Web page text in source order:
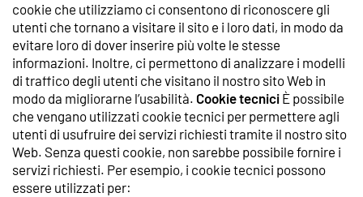
cookie che utilizziamo ci consentono di riconoscere gli
utenti che tornano a visitare il sito e i loro dati, in modo da
evitare loro di dover inserire più volte le stesse
informazioni. Inoltre, ci permettono di analizzare i modelli
di traffico degli utenti che visitano il nostro sito Web in
modo da migliorarne l’usabilità. Cookie tecnici È possibile
che vengano utilizzati cookie tecnici per permettere agli
utenti di usufruire dei servizi richiesti tramite il nostro sito
Web. Senza questi cookie, non sarebbe possibile fornire i
servizi richiesti. Per esempio, i cookie tecnici possono
essere utilizzati per: